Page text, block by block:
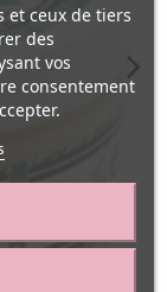
et ceux de tiers
des
vos
consentement